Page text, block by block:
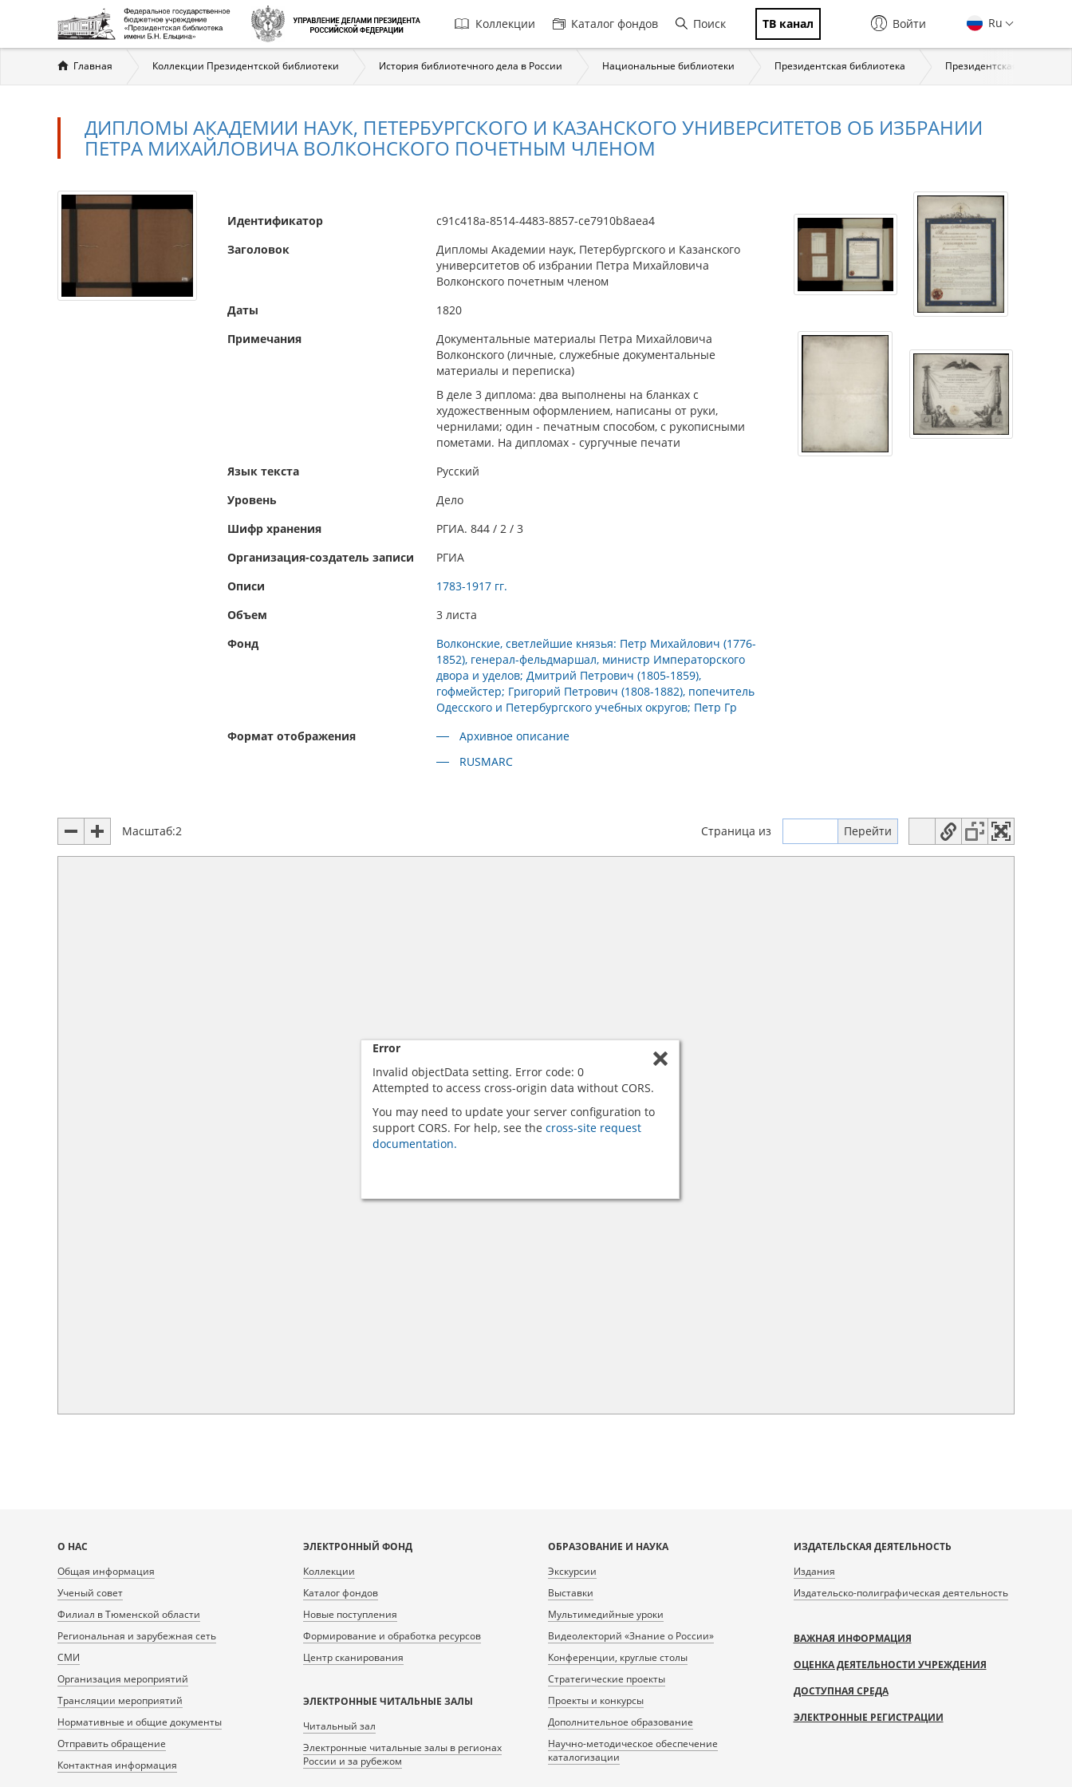
Главная
навигация
Коллекции Каталог фондов Поиск ТВ канал Ru
Войти
Вы
здесь
Главная Коллекции Президентской библиотеки История библиотечного дела в России Национальные библиотеки Президентская библиотека Президентская
ДИПЛОМЫ АКАДЕМИИ НАУК, ПЕТЕРБУРГСКОГО И КАЗАНСКОГО УНИВЕРСИТЕТОВ ОБ ИЗБРАНИИ
ПЕТРА МИХАЙЛОВИЧА ВОЛКОНСКОГО ПОЧЕТНЫМ ЧЛЕНОМ
Идентификатор
c91c418a-8514-4483-8857-ce7910b8aea4
Заголовок
Дипломы Академии наук, Петербургского и Казанского
университетов об избрании Петра Михайловича
Волконского почетным членом
Даты
1820
Примечания
Документальные материалы Петра Михайловича
Волконского (личные, служебные документальные
материалы и переписка)
В деле 3 диплома: два выполнены на бланках с
художественным оформлением, написаны от руки,
чернилами; один - печатным способом, с рукописными
пометами. На дипломах - сургучные печати
Язык текста
Русский
Уровень
Дело
Шифр хранения
РГИА. 844 / 2 / 3
Организация-создатель записи
РГИА
Описи
1783-1917 гг.
Объем
3 листа
Фонд
Волконские, светлейшие князья: Петр Михайлович (1776-
1852), генерал-фельдмаршал, министр Императорского
двора и уделов; Дмитрий Петрович (1805-1859),
гофмейстер; Григорий Петрович (1808-1882), попечитель
Одесского и Петербургского учебных округов; Петр Гр
Формат отображения
Архивное описание
RUSMARC
Масштаб:2 Страница из
Error
Invalid objectData setting. Error code: 0
Attempted to access cross-origin data without CORS.
You may need to update your server configuration to
support CORS. For help, see the cross-site request
documentation.
Карта
сайта
О НАС
Общая информация
Ученый совет
Филиал в Тюменской области
Региональная и зарубежная сеть
СМИ
Организация мероприятий
Трансляции мероприятий
Нормативные и общие документы
Отправить обращение
Контактная информация
ЭЛЕКТРОННЫЙ ФОНД
Коллекции
Каталог фондов
Новые поступления
Формирование и обработка ресурсов
Центр сканирования
ЭЛЕКТРОННЫЕ ЧИТАЛЬНЫЕ ЗАЛЫ
Читальный зал
Электронные читальные залы в регионах
России и за рубежом
ОБРАЗОВАНИЕ И НАУКА
Экскурсии
Выставки
Мультимедийные уроки
Видеолекторий «Знание о России»
Конференции, круглые столы
Стратегические проекты
Проекты и конкурсы
Дополнительное образование
Научно-методическое обеспечение
каталогизации
ИЗДАТЕЛЬСКАЯ ДЕЯТЕЛЬНОСТЬ
Издания
Издательско-полиграфическая деятельность
ВАЖНАЯ ИНФОРМАЦИЯ
ОЦЕНКА ДЕЯТЕЛЬНОСТИ УЧРЕЖДЕНИЯ
ДОСТУПНАЯ СРЕДА
ЭЛЕКТРОННЫЕ РЕГИСТРАЦИИ